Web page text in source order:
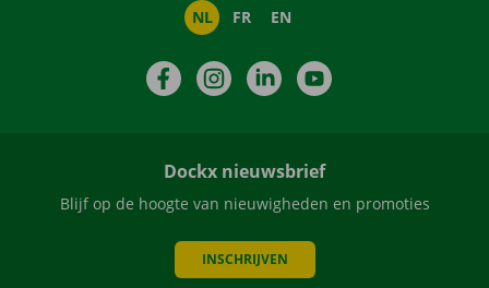
NL FR EN
FacebookInstagramLinkedIn
Dockx nieuwsbrief
Blijf op de hoogte van nieuwigheden en promoties
INSCHRIJVEN